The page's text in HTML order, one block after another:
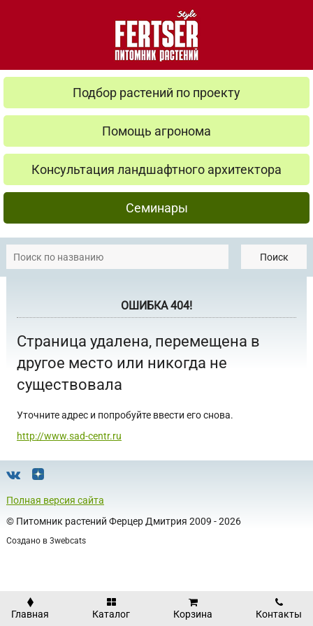
Подбор растений по проекту
Помощь агронома
Консультация ландшафтного архитектора
Семинары
Поиск
ОШИБКА 404!
Страница удалена, перемещена в
другое место или никогда не
существовала
Уточните адрес и попробуйте ввести его снова.
http://www.sad-centr.ru
Полная версия сайта
© Питомник растений Ферцер Дмитрия 2009 - 2026
Создано в 3webcats
Главная Каталог Корзина Контакты